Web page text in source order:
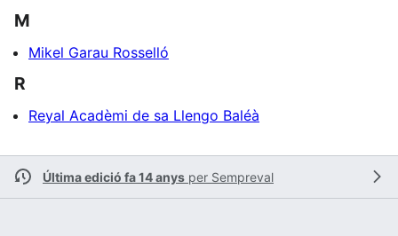
M
Mikel Garau Rosselló
R
Reyal Acadèmi de sa Llengo Baléà
Última edició fa 14 anys per Sempreval